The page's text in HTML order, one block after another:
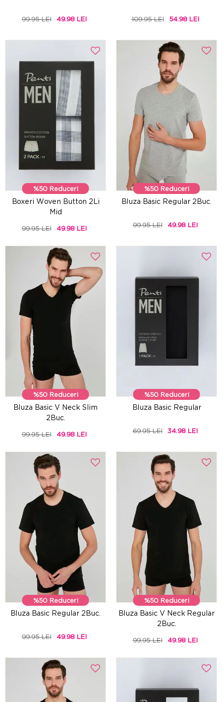
99.95 LEI 49.98 LEI 109.95 LEI 54.98 LEI
%50 Reduceri
Boxeri Woven Button 2Li
Mid
99.95 LEI 49.98 LEI
%50 Reduceri
Bluza Basic Regular 2Buc.
99.95 LEI 49.98 LEI
%50 Reduceri
Bluza Basic V Neck Slim
2Buc.
99.95 LEI 49.98 LEI
%50 Reduceri
Bluza Basic Regular
69.95 LEI 34.98 LEI
%50 Reduceri
Bluza Basic Regular 2Buc.
99.95 LEI 49.98 LEI
%50 Reduceri
Bluza Basic V Neck Regular
2Buc.
99.95 LEI 49.98 LEI